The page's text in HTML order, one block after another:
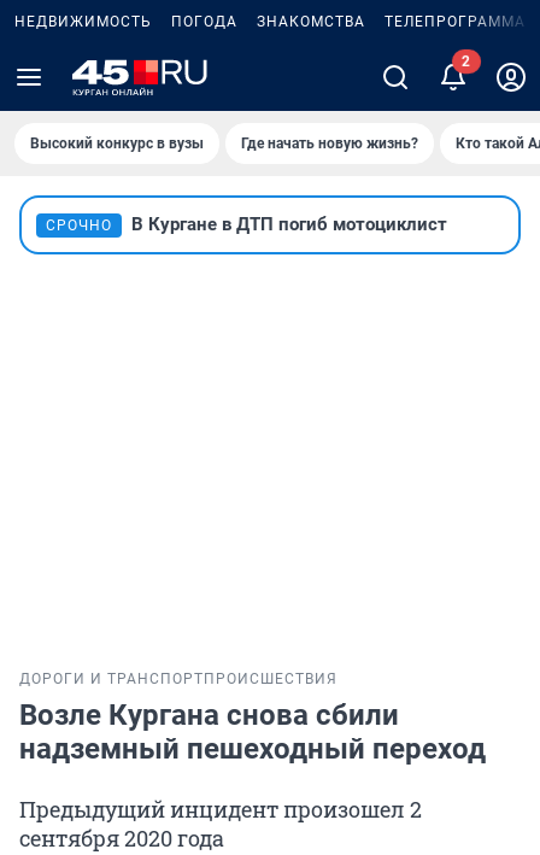
НЕДВИЖИМОСТЬ ПОГОДА ЗНАКОМСТВА ТЕЛЕПРОГРАММА
Высокий конкурс в вузы Где начать новую жизнь? Кто такой
СРОЧНО В Кургане в ДТП погиб мотоциклист
ДОРОГИ И ТРАНСПОРТ ПРОИСШЕСТВИЯ
Возле Кургана снова сбили
надземный пешеходный переход
Предыдущий инцидент произошел 2
сентября 2020 года